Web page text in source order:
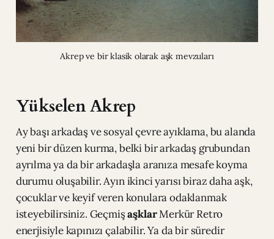
Akrep ve bir klasik olarak aşk mevzuları
Yükselen Akrep
Ay başı arkadaş ve sosyal çevre ayıklama, bu alanda
yeni bir düzen kurma, belki bir arkadaş grubundan
ayrılma ya da bir arkadaşla aranıza mesafe koyma
durumu oluşabilir. Ayın ikinci yarısı biraz daha aşk,
çocuklar ve keyif veren konulara odaklanmak
isteyebilirsiniz. GeçmişaşklarMerkür Retro
enerjisiyle kapınızı çalabilir. Ya da bir süredir